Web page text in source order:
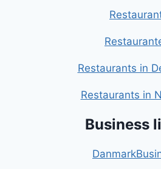
Restaurants in
Restaurants in
Business